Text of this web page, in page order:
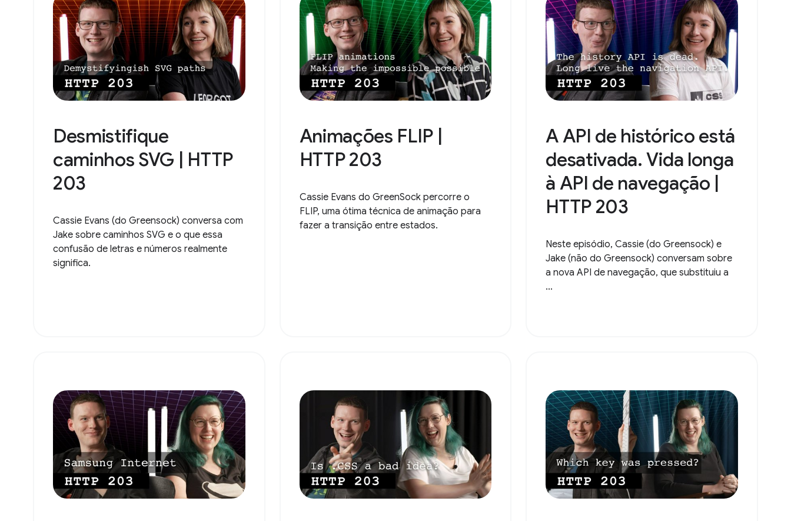
Desmistifique
caminhos SVG | HTTP
203
Cassie Evans (do Greensock) conversa com
Jake sobre caminhos SVG e o que essa
confusão de letras e números realmente
significa.
Animações FLIP |
HTTP 203
Cassie Evans do GreenSock percorre o
FLIP, uma ótima técnica de animação para
fazer a transição entre estados.
A API de histórico está
desativada. Vida longa
à API de navegação |
HTTP 203
Neste episódio, Cassie (do Greensock) e
Jake (não do Greensock) conversam sobre
a nova API de navegação, que substituiu a
...